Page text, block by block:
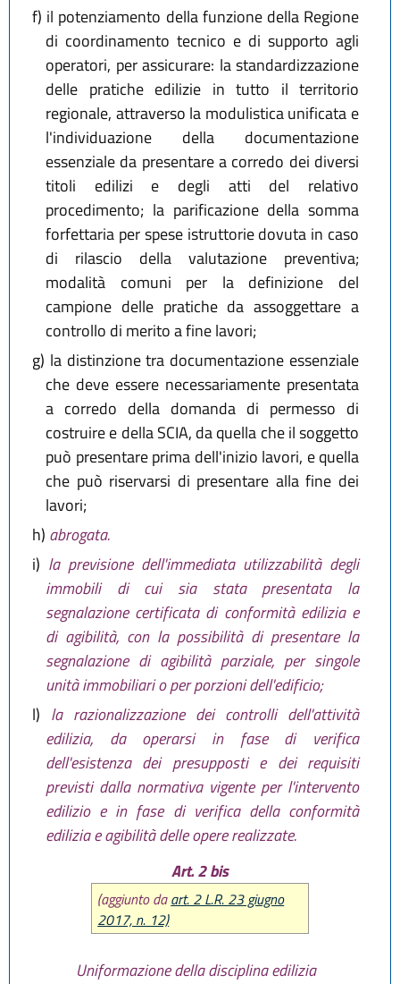
f) il potenziamento della funzione della Regione
di coordinamento tecnico e di supporto agli
operatori, per assicurare: la standardizzazione
delle pratiche edilizie in tutto il territorio
regionale, attraverso la modulistica unificata e
l'individuazione della documentazione
essenziale da presentare a corredo dei diversi
titoli edilizi e degli atti del relativo
procedimento; la parificazione della somma
forfettaria per spese istruttorie dovuta in caso
di rilascio della valutazione preventiva;
modalità comuni per la definizione del
campione delle pratiche da assoggettare a
controllo di merito a fine lavori;
g) la distinzione tra documentazione essenziale
che deve essere necessariamente presentata
a corredo della domanda di permesso di
costruire e della SCIA, da quella che il soggetto
può presentare prima dell'inizio lavori, e quella
che può riservarsi di presentare alla fine dei
lavori;
h) abrogata.
i) la previsione dell'immediata utilizzabilità degli
immobili di cui sia stata presentata la
segnalazione certificata di conformità edilizia e
di agibilità, con la possibilità di presentare la
segnalazione di agibilità parziale, per singole
unità immobiliari o per porzioni dell'edificio;
l) la razionalizzazione dei controlli dell'attività
edilizia, da operarsi in fase di verifica
dell'esistenza dei presupposti e dei requisiti
previsti dalla normativa vigente per l'intervento
edilizio e in fase di verifica della conformità
edilizia e agibilità delle opere realizzate.
Art. 2 bis
(aggiunto daart. 2 L.R. 23 giugno
2017, n. 12)
Uniformazione della disciplina edilizia